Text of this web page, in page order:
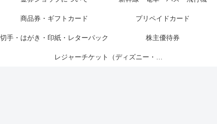
商品券・ギフトカード プリペイドカード
切手・はがき・印紙・レターパック 株主優待券
レジャーチケット（ディズニー・USJ他）